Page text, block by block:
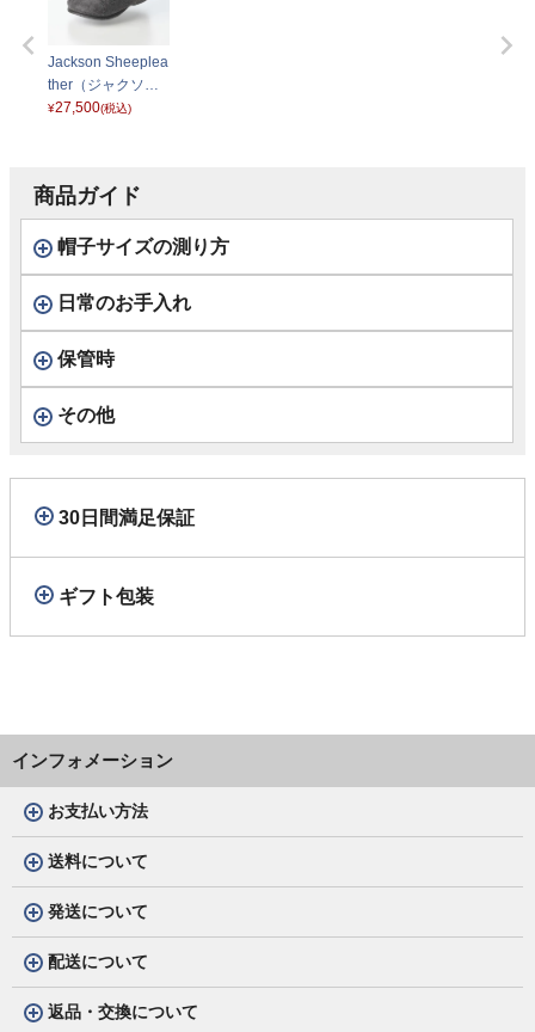
Jackson Sheeplea
ther（ジャクソン
シープレザー） G
¥27,500(税込)
商品ガイド
帽子サイズの測り方
日常のお手入れ
保管時
その他
30日間満足保証
ギフト包装
インフォメーション
お支払い方法
送料について
発送について
配送について
返品・交換について